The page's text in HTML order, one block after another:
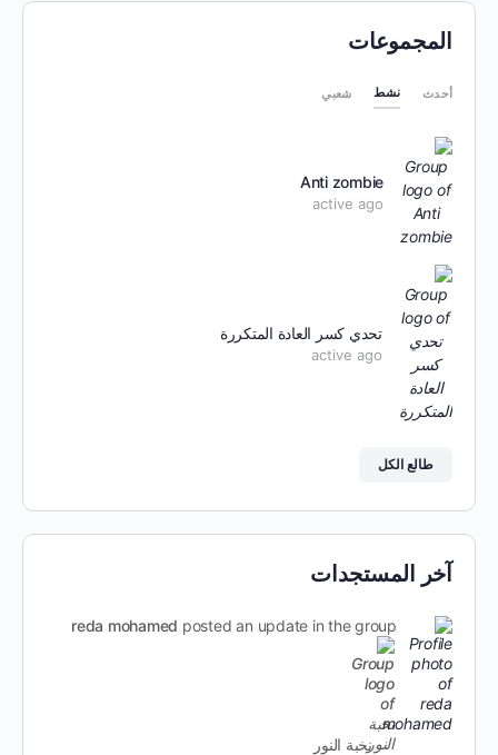
المجموعات
أحدث نشط شعبي
Anti zombie
active ago
تحدي كسر العادة المتكررة
active ago
طالع الكل
آخر المستجدات
reda mohamed posted an update in the group
نخبة النور